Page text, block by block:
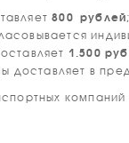
800 рублей;
1.500
доставляет в